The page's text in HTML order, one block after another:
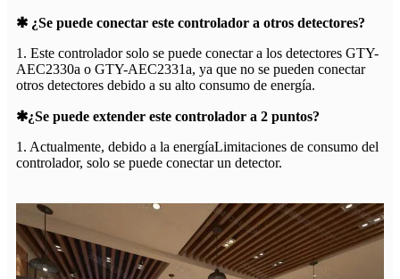
✱ ¿Se puede conectar este controlador a otros detectores?
1. Este controlador solo se puede conectar a los detectores GTY-
AEC2330a o GTY-AEC2331a, ya que no se pueden conectar
otros detectores debido a su alto consumo de energía.
✱¿Se puede extender este controlador a 2 puntos?
1. Actualmente, debido a la energíaLimitaciones de consumo del
controlador, solo se puede conectar un detector.